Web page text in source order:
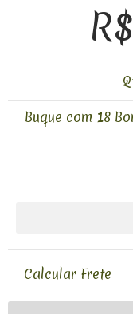
Buque com 18
Calcular Frete